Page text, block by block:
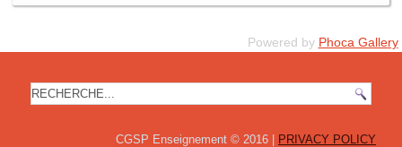
Powered by Phoca Gallery
CGSP Enseignement © 2016 | PRIVACY POLICY